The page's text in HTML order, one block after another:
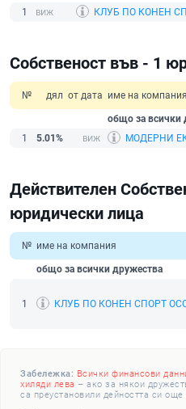
1
КЛУБ ПО КОНЕН
Собственост във - 1
№ дял от дата име на компания
общо за всички
1
5.01% МОДЕРНИ
Действителен
юридически лица
№ име на компания
общо за всички дружества
1 КЛУБ ПО КОНЕН СПОРТ
Забележка: Всички финансови
хиляди лева – ако за някои
са преустановили дейността си още